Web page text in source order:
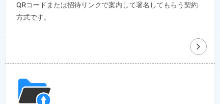
QRコードまたは招待リンクで案内して署名してもらう契約
方式です。